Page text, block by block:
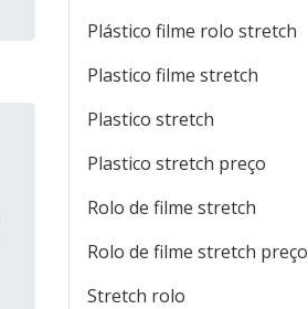
Plástico filme rolo stretch
Plastico filme stretch
Plastico stretch
Plastico stretch preço
Rolo de filme stretch
Rolo de filme stretch preço
Stretch rolo